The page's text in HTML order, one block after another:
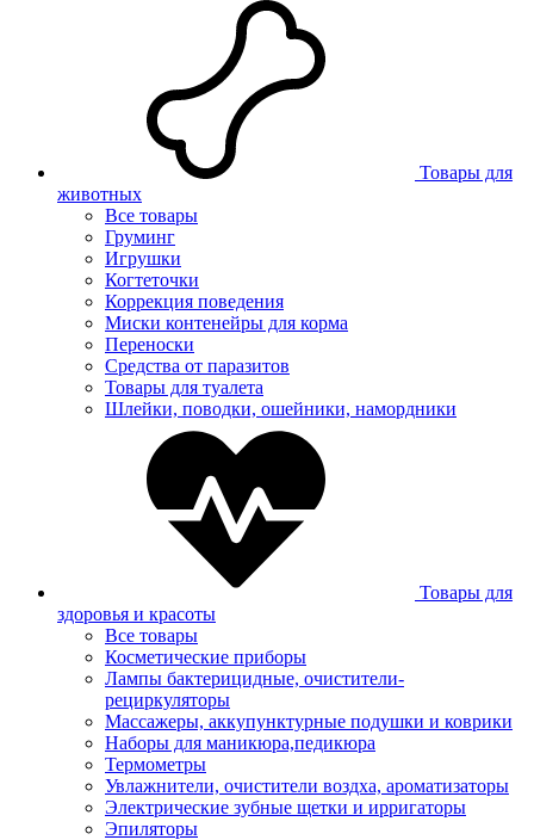
Товары для
животных
Все товары
Груминг
Игрушки
Когтеточки
Коррекция поведения
Миски контенейры для корма
Переноски
Средства от паразитов
Товары для туалета
Шлейки, поводки, ошейники, намордники
Товары для
здоровья и красоты
Все товары
Косметические приборы
Лампы бактерицидные, очистители-
рециркуляторы
Массажеры, аккупунктурные подушки и коврики
Наборы для маникюра,педикюра
Термометры
Увлажнители, очистители воздха, ароматизаторы
Электрические зубные щетки и ирригаторы
Эпиляторы